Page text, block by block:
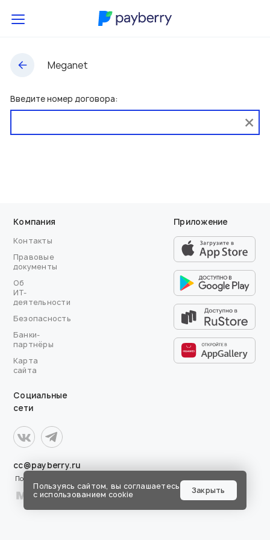
Meganet
Введите номер договора:
Компания
Контакты
Правовые
документы
Об
ИТ-
деятельности
Безопасность
Банки-
партнёры
Карта
сайта
Приложение
Социальные
сети
cc@payberry.ru
Поддержка
Пользуясь сайтом, вы соглашаетесь
с использованием cookie
Закрыть